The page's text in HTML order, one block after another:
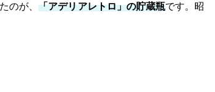
のが、「アデリアレトロ」の貯蔵瓶です。昭